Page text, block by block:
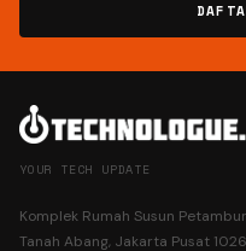
YOUR TECH UPDATE
Komplek Rumah Susun
Tanah Abang, Jakarta Pusat